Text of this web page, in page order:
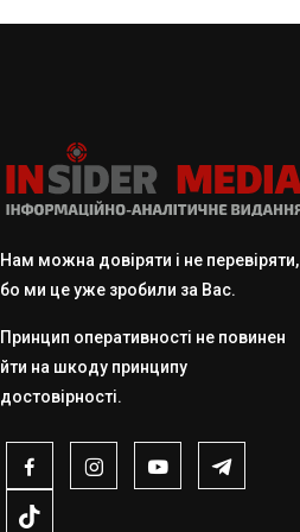
Нам можна довіряти і не перевіряти,
бо ми це уже зробили за Вас.
Принцип оперативності не повинен
йти на шкоду принципу
достовірності.